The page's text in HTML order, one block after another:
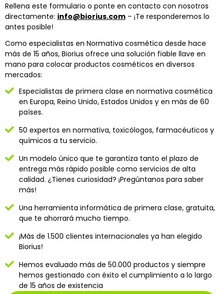
Rellena este formulario o ponte en contacto con nosotros
directamente: info@biorius.com – ¡Te responderemos lo
antes posible!
Como especialistas en Normativa cosmética desde hace
más de 15 años, Biorius ofrece una solución fiable llave en
mano para colocar productos cosméticos en diversos
mercados:
Especialistas de primera clase en normativa cosmética
en Europa, Reino Unido, Estados Unidos y en más de 60
países.
50 expertos en normativa, toxicólogos, farmacéuticos y
químicos a tu servicio.
Un modelo único que te garantiza tanto el plazo de
entrega más rápido posible como servicios de alta
calidad. ¿Tienes curiosidad? ¡Pregúntanos para saber
más!
Una herramienta informática de primera clase, gratuita,
que te ahorrará mucho tiempo.
¡Más de 1.500 clientes internacionales ya han elegido
Biorius!
Hemos evaluado más de 50.000 productos y siempre
hemos gestionado con éxito el cumplimiento a lo largo
de 15 años de existencia